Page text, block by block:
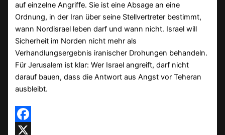
auf einzelne Angriffe. Sie ist eine Absage an eine
Ordnung, in der Iran über seine Stellvertreter bestimmt,
wann Nordisrael leben darf und wann nicht. Israel will
Sicherheit im Norden nicht mehr als
Verhandlungsergebnis iranischer Drohungen behandeln.
Für Jerusalem ist klar: Wer Israel angreift, darf nicht
darauf bauen, dass die Antwort aus Angst vor Teheran
ausbleibt.
Facebook